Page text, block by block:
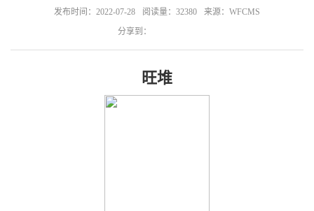
发布时间：2022-07-28 阅读量：32380
来源：WFCMS
分享到：
旺堆